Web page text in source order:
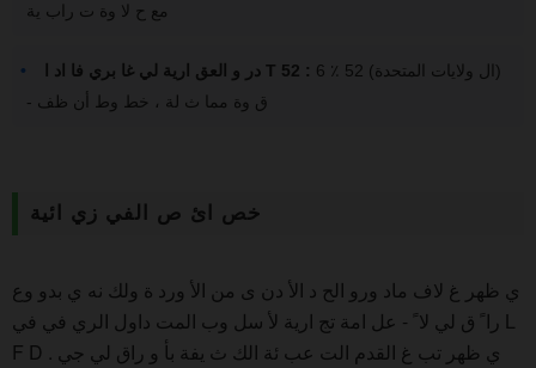
مع ح لا وة ت راب ية
در و العق ارية لي غا بري فا اد ا T 52 : 6 ٪ 52 (ال ولايات المتحدة)
- ق وة مما ث لة ، خط وط أن ظف
خص ائ ص الفي زي ائية
ي ظهر غ لاف ماد ورو الح د الأ دن ى من الأ ورد ة ولك نه ي بدو وع
را ً ق لي لا ً - عل امة تج ارية لأ سل وب المت داول الري في في L
F D . ي ظهر تب غ القدم الت عب ئة الك ث يفة بأ و راق لي جي